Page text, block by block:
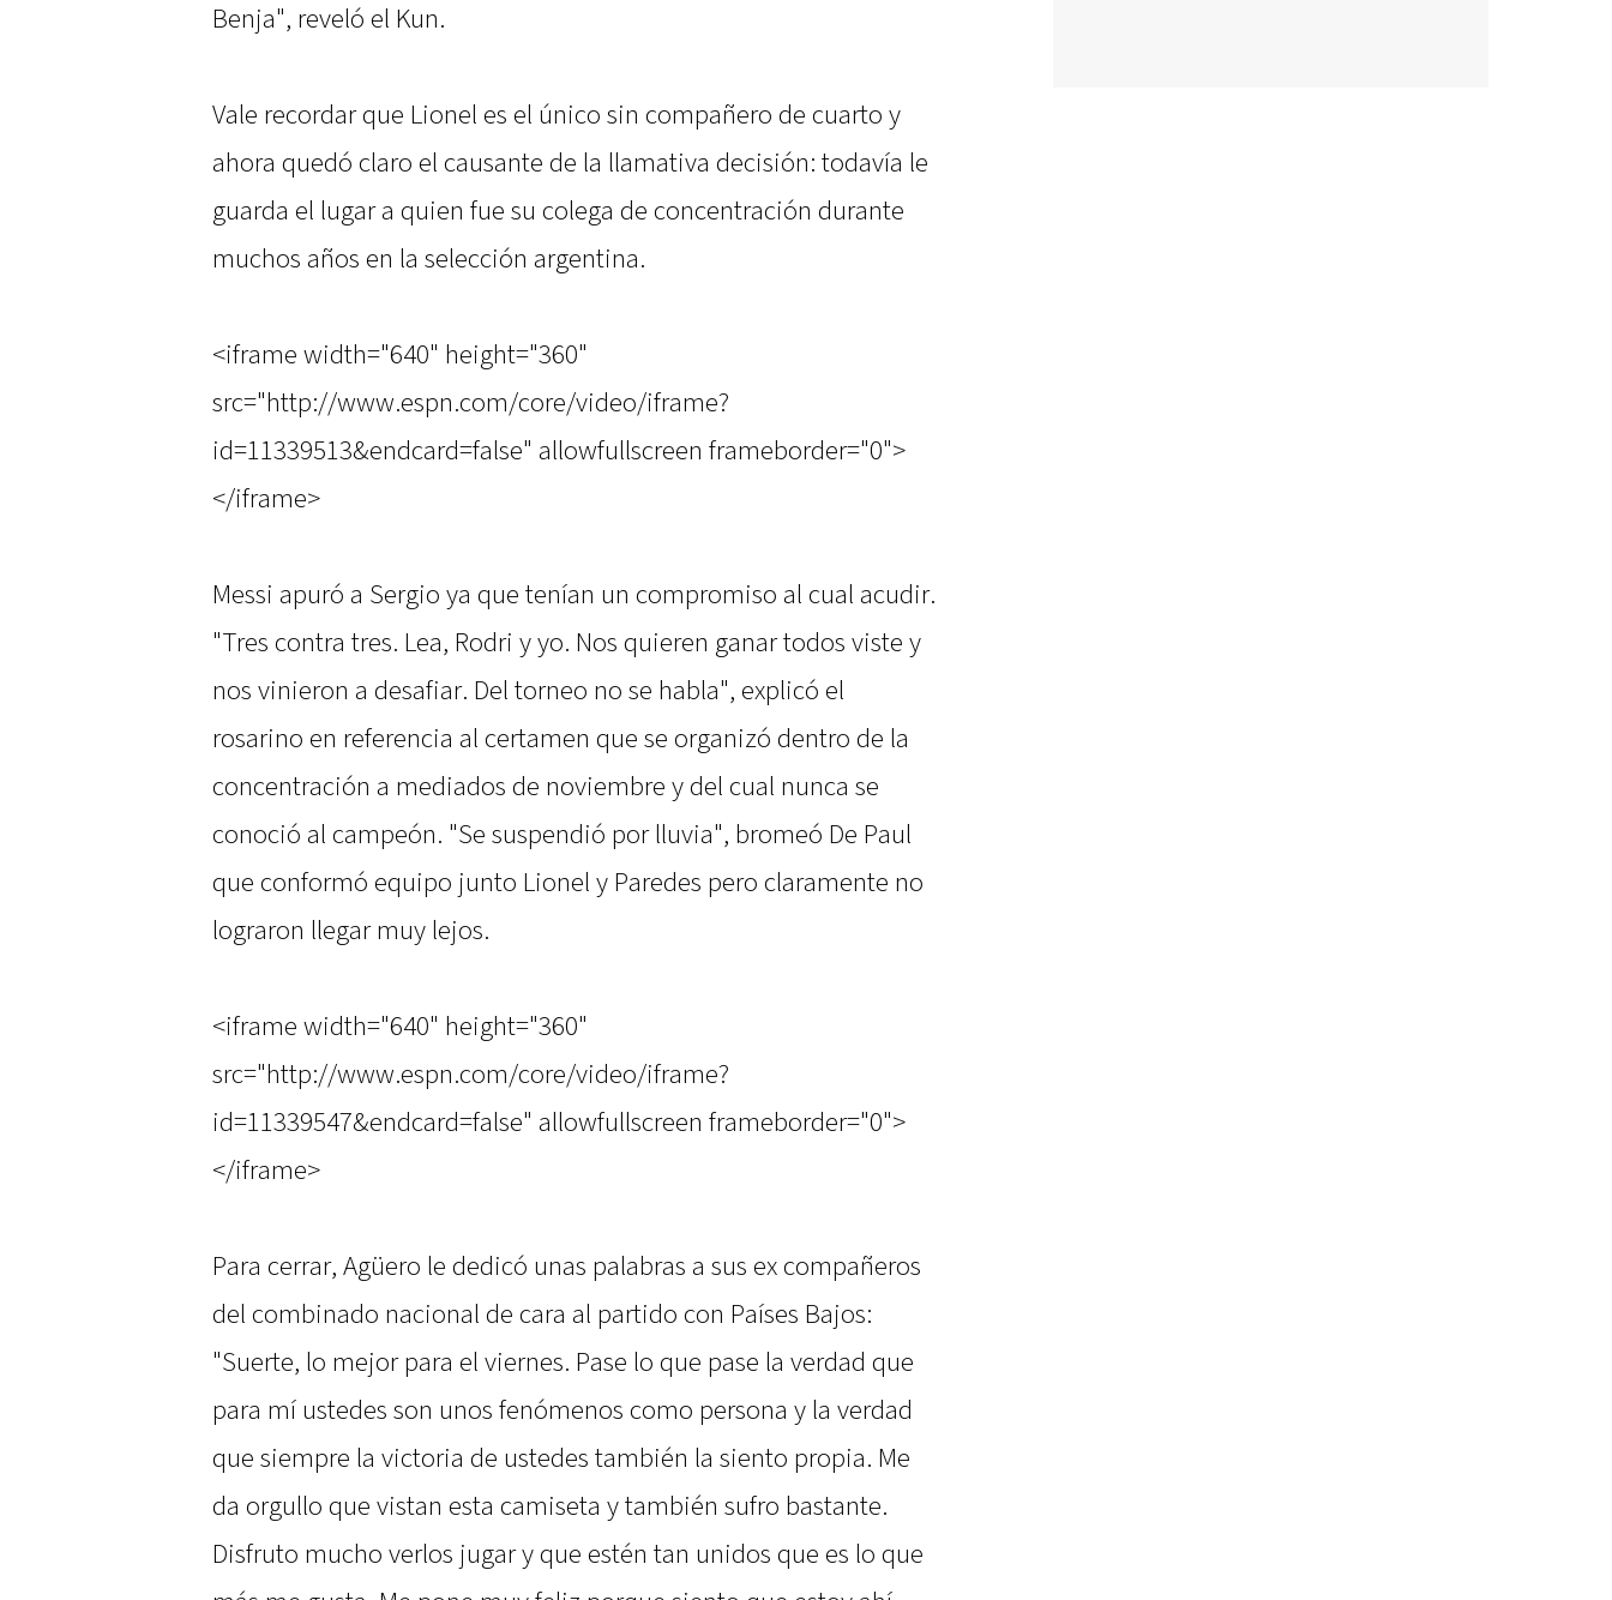
Benja", reveló el Kun.
Vale recordar que Lionel es el único sin compañero de cuarto y
ahora quedó claro el causante de la llamativa decisión: todavía le
guarda el lugar a quien fue su colega de concentración durante
muchos años en la selección argentina.
<iframe width="640" height="360"
src="http://www.espn.com/core/video/iframe?
id=11339513&endcard=false" allowfullscreen frameborder="0">
</iframe>
Messi apuró a Sergio ya que tenían un compromiso al cual acudir.
"Tres contra tres. Lea, Rodri y yo. Nos quieren ganar todos viste y
nos vinieron a desafiar. Del torneo no se habla", explicó el
rosarino en referencia al certamen que se organizó dentro de la
concentración a mediados de noviembre y del cual nunca se
conoció al campeón. "Se suspendió por lluvia", bromeó De Paul
que conformó equipo junto Lionel y Paredes pero claramente no
lograron llegar muy lejos.
<iframe width="640" height="360"
src="http://www.espn.com/core/video/iframe?
id=11339547&endcard=false" allowfullscreen frameborder="0">
</iframe>
Para cerrar, Agüero le dedicó unas palabras a sus ex compañeros
del combinado nacional de cara al partido con Países Bajos:
"Suerte, lo mejor para el viernes. Pase lo que pase la verdad que
para mí ustedes son unos fenómenos como persona y la verdad
que siempre la victoria de ustedes también la siento propia. Me
da orgullo que vistan esta camiseta y también sufro bastante.
Disfruto mucho verlos jugar y que estén tan unidos que es lo que